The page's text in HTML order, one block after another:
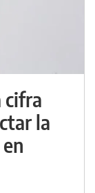
cifra
la